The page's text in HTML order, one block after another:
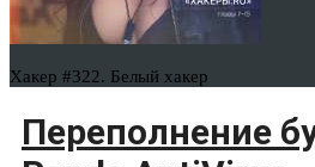
Хакер #322. Белый хакер
Переполнение